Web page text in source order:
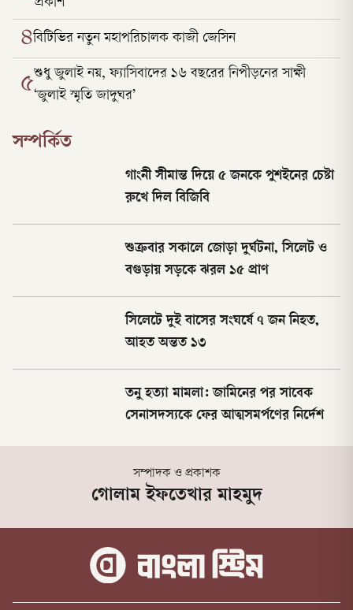
৪বিটিভির নতুন মহাপরিচালক কাজী জেসিন
৫শুধু জুলাই নয়, ফ্যাসিবাদের ১৬ বছরের নিপীড়নের সাক্ষী
‘জুলাই স্মৃতি জাদুঘর’
সম্পর্কিত
গাংনী সীমান্ত দিয়ে ৫ জনকে পুশইনের চেষ্টা
রুখে দিল বিজিবি
শুক্রবার সকালে জোড়া দুর্ঘটনা, সিলেট ও
বগুড়ায় সড়কে ঝরল ১৫ প্রাণ
সিলেটে দুই বাসের সংঘর্ষে ৭ জন নিহত,
আহত অন্তত ১৩
তনু হত্যা মামলা: জামিনের পর সাবেক
সেনাসদস্যকে ফের আত্মসমর্পণের নির্দেশ
সম্পাদক ও প্রকাশক
গোলাম ইফতেখার মাহমুদ